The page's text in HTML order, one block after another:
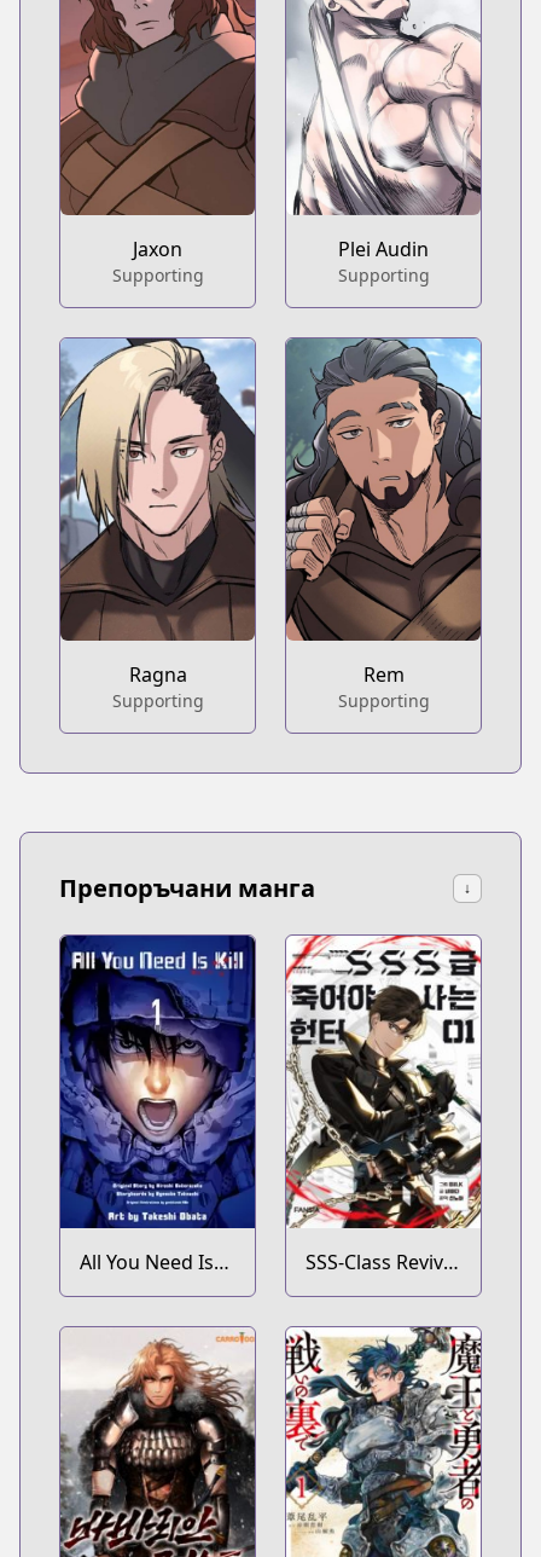
Jaxon
Supporting
Plei Audin
Supporting
Ragna
Supporting
Rem
Supporting
Препоръчани манга ↓
All You Need Is
Kill
SSS-Class Revival
Hunter